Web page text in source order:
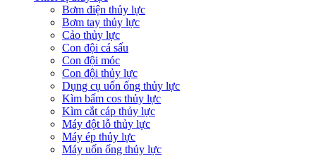
Bơm điện thủy lực
Bơm tay thủy lực
Cảo thủy lực
Con đội cá sấu
Con đội móc
Con đội thủy lực
Dụng cụ uốn ống thủy lực
Kìm bấm cos thủy lực
Kìm cắt cáp thủy lực
Máy đột lỗ thủy lực
Máy ép thủy lực
Máy uốn ống thủy lực